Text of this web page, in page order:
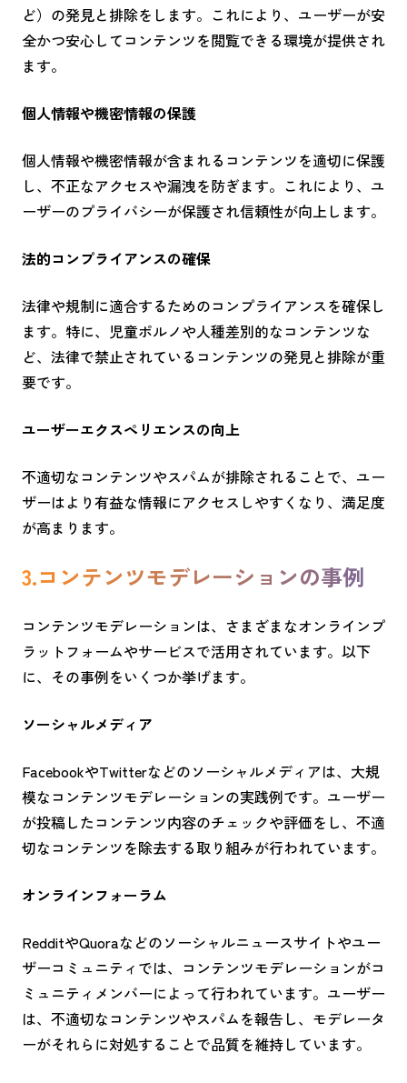
ど）の発見と排除をします。これにより、ユーザーが安
全かつ安心してコンテンツを閲覧できる環境が提供され
ます。
個人情報や機密情報の保護
個人情報や機密情報が含まれるコンテンツを適切に保護
し、不正なアクセスや漏洩を防ぎます。これにより、ユ
ーザーのプライバシーが保護され信頼性が向上します。
法的コンプライアンスの確保
法律や規制に適合するためのコンプライアンスを確保し
ます。特に、児童ポルノや人種差別的なコンテンツな
ど、法律で禁止されているコンテンツの発見と排除が重
要です。
ユーザーエクスペリエンスの向上
不適切なコンテンツやスパムが排除されることで、ユー
ザーはより有益な情報にアクセスしやすくなり、満足度
が高まります。
3.コンテンツモデレーションの事例
コンテンツモデレーションは、さまざまなオンラインプ
ラットフォームやサービスで活用されています。以下
に、その事例をいくつか挙げます。
ソーシャルメディア
FacebookやTwitterなどのソーシャルメディアは、大規
模なコンテンツモデレーションの実践例です。ユーザー
が投稿したコンテンツ内容のチェックや評価をし、不適
切なコンテンツを除去する取り組みが行われています。
オンラインフォーラム
RedditやQuoraなどのソーシャルニュースサイトやユー
ザーコミュニティでは、コンテンツモデレーションがコ
ミュニティメンバーによって行われています。ユーザー
は、不適切なコンテンツやスパムを報告し、モデレータ
ーがそれらに対処することで品質を維持しています。